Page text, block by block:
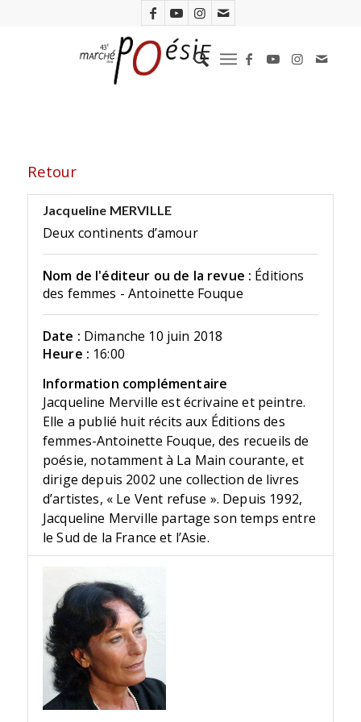
Retour
Jacqueline MERVILLE
Deux continents d’amour
Nom de l'éditeur ou de la revue : Éditions
des femmes - Antoinette Fouque
Date : Dimanche 10 juin 2018
Heure : 16:00
Information complémentaire
Jacqueline Merville est écrivaine et peintre.
Elle a publié huit récits aux Éditions des
femmes-Antoinette Fouque, des recueils de
poésie, notamment à La Main courante, et
dirige depuis 2002 une collection de livres
d’artistes, « Le Vent refuse ». Depuis 1992,
Jacqueline Merville partage son temps entre
le Sud de la France et l’Asie.